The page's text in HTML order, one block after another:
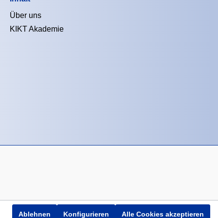
Über uns
KIKT Akademie
Ablehnen Konfigurieren Alle Cookies akzeptieren